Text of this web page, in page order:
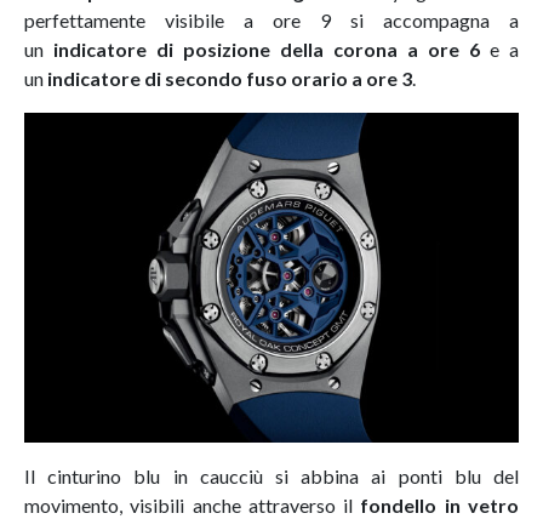
perfettamente visibile a ore 9 si accompagna a
un indicatore di posizione della corona a ore 6 e a
un indicatore di secondo fuso orario a ore 3.
Il cinturino blu in caucciù si abbina ai ponti blu del
movimento, visibili anche attraverso il fondello in vetro